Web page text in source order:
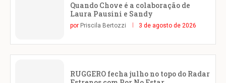
Quando Chove é a colaboração de
Laura Pausini e Sandy
por Priscila Bertozzi 3 de agosto de 2026
RUGGERO fecha julho no topo do Radar